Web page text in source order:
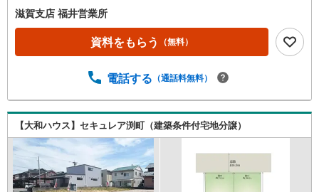
滋賀支店 福井営業所
資料をもらう （無料）
電話する （通話料無料）
【大和ハウス】セキュレア渕町（建築条件付宅地分譲）